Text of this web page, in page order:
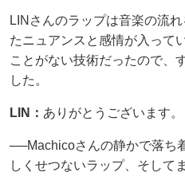
LINさんのラップは音楽の流
たニュアンスと感情が入って
ことがない技術だったので、
した。
LIN： ありがとうございます。
──Machicoさんの静かで落ち
しくせつないラップ、そして